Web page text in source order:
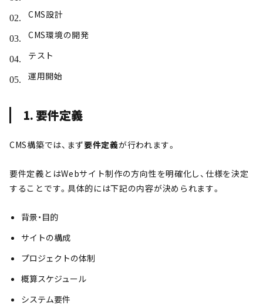
CMS設計
CMS環境の開発
テスト
運用開始
1. 要件定義
CMS構築では、まず要件定義が行われます。
要件定義とはWebサイト制作の方向性を明確化し、仕様を決定
することです。具体的には下記の内容が決められます。
背景・目的
サイトの構成
プロジェクトの体制
概算スケジュール
システム要件